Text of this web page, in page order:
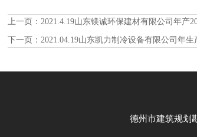
上一页： 2021.4.19山东镁诚环保建材有限公司年产
下一页： 2021.04.19山东凯力制冷设备有限公司年
德州市建筑规